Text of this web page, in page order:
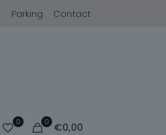
Parking Contact
0 0 €0,00